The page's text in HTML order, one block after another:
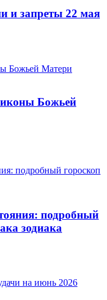
и запреты 22 мая
Божьей
подробный
зодиака